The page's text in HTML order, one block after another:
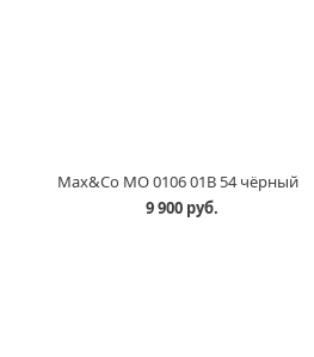
Max&Co MO 0106 01B 54 чёрный
9 900 руб.